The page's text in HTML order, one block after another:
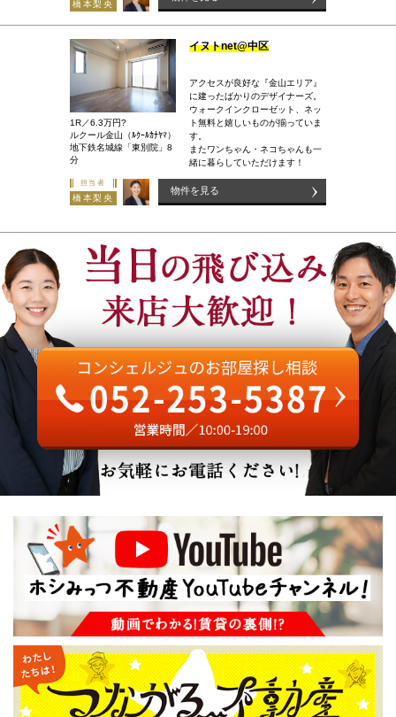
橋本梨央
1R／6.3万円?
ルクール金山（ﾙｸｰﾙｶﾅﾔﾏ）
地下鉄名城線「東別院」8
分
イヌトnet@中区
アクセスが良好な『金山エリア』
に建ったばかりのデザイナーズ。
ウォークインクローゼット、ネッ
ト無料と嬉しいものが揃っていま
す。
またワンちゃん・ネコちゃんも一
緒に暮らしていただけます！
担当者
橋本梨央
物件を見る